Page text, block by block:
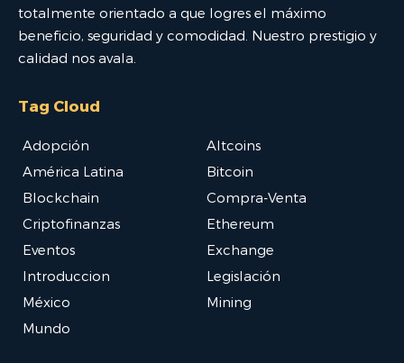
totalmente orientado a que logres el máximo
beneficio, seguridad y comodidad. Nuestro prestigio y
calidad nos avala.
Tag Cloud
Adopción
Altcoins
América Latina
Bitcoin
Blockchain
Compra-Venta
Criptofinanzas
Ethereum
Eventos
Exchange
Introduccion
Legislación
México
Mining
Mundo